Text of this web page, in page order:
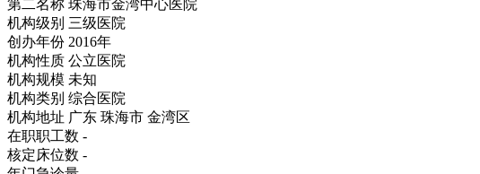
第二名称 珠海市金湾中心医院
机构级别 三级医院
创办年份 2016年
机构性质 公立医院
机构规模 未知
机构类别 综合医院
机构地址 广东 珠海市 金湾区
在职职工数 -
核定床位数 -